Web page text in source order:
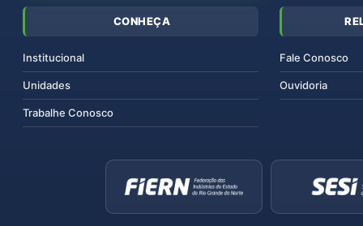
CONHEÇA
Institucional
Unidades
Trabalhe Conosco
Fale Conosco
Ouvidoria